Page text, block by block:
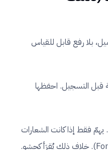
بلا رفع قابل للقياس
قبل التسجيل. احفظها
. يهمّ فقط إذا كانت الشعارات